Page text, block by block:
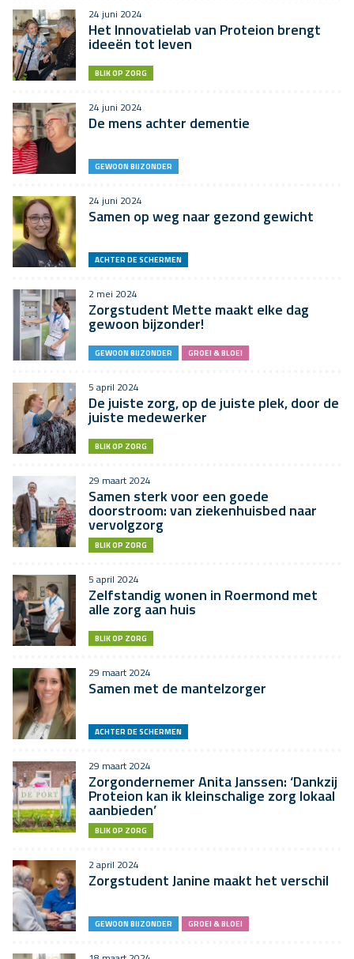
24 juni 2024
Het Innovatielab van Proteion brengt
ideeën tot leven
BLIK OP ZORG
24 juni 2024
De mens achter dementie
GEWOON BIJZONDER
24 juni 2024
Samen op weg naar gezond gewicht
ACHTER DE SCHERMEN
2 mei 2024
Zorgstudent Mette maakt elke dag
gewoon bijzonder!
GEWOON BIJZONDER GROEI & BLOEI
5 april 2024
De juiste zorg, op de juiste plek, door de
juiste medewerker
BLIK OP ZORG
29 maart 2024
Samen sterk voor een goede
doorstroom: van ziekenhuisbed naar
vervolgzorg
BLIK OP ZORG
5 april 2024
Zelfstandig wonen in Roermond met
alle zorg aan huis
BLIK OP ZORG
29 maart 2024
Samen met de mantelzorger
ACHTER DE SCHERMEN
29 maart 2024
Zorgondernemer Anita Janssen: ‘Dankzij
Proteion kan ik kleinschalige zorg lokaal
aanbieden’
BLIK OP ZORG
2 april 2024
Zorgstudent Janine maakt het verschil
GEWOON BIJZONDER GROEI & BLOEI